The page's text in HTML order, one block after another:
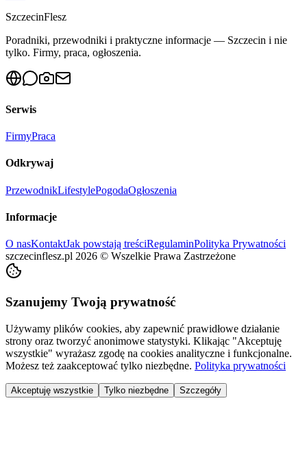
SzczecinFlesz
Poradniki, przewodniki i praktyczne informacje — Szczecin i nie
tylko. Firmy, praca, ogłoszenia.
Serwis
FirmyPraca
Odkrywaj
PrzewodnikLifestylePogodaOgłoszenia
Informacje
O nasKontaktJak powstają treściRegulaminPolityka Prywatności
szczecinflesz.pl 2026 © Wszelkie Prawa Zastrzeżone
Szanujemy Twoją prywatność
Używamy plików cookies, aby zapewnić prawidłowe działanie
strony oraz tworzyć anonimowe statystyki. Klikając "Akceptuję
wszystkie" wyrażasz zgodę na cookies analityczne i funkcjonalne.
Możesz też zaakceptować tylko niezbędne. Polityka prywatności
Akceptuję wszystkie Tylko niezbędne Szczegóły